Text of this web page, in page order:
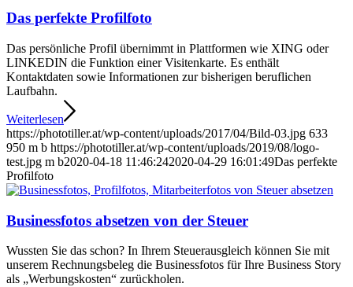
Das perfekte Profilfoto
Das persönliche Profil übernimmt in Plattformen wie XING oder
LINKEDIN die Funktion einer Visitenkarte. Es enthält
Kontaktdaten sowie Informationen zur bisherigen beruflichen
Laufbahn.
Weiterlesen
https://phototiller.at/wp-content/uploads/2017/04/Bild-03.jpg 633
950 m b https://phototiller.at/wp-content/uploads/2019/08/logo-
test.jpg m b2020-04-18 11:46:242020-04-29 16:01:49Das perfekte
Profilfoto
Businessfotos absetzen von der Steuer
Wussten Sie das schon? In Ihrem Steuerausgleich können Sie mit
unserem Rechnungsbeleg die Businessfotos für Ihre Business Story
als „Werbungskosten“ zurückholen.